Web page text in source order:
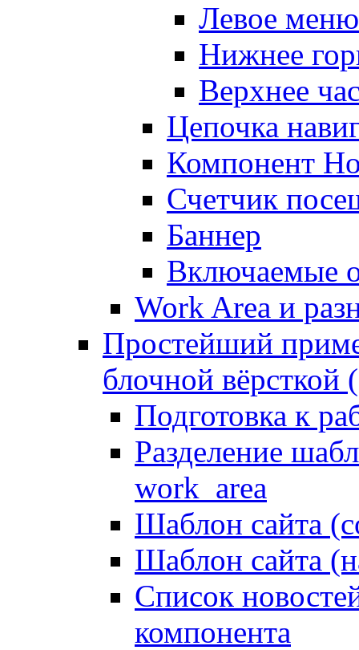
Левое меню
Нижнее
Верхнее
Цепочка
Компонент
Счетчик
Баннер
Включаемые
Work Area и
Простейший
блочной вёрсткой
Подготовка к
Разделение
work_area
Шаблон сайта
Шаблон сайта
Список
компонента